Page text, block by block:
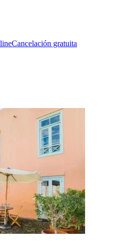
Cancelación gratuita